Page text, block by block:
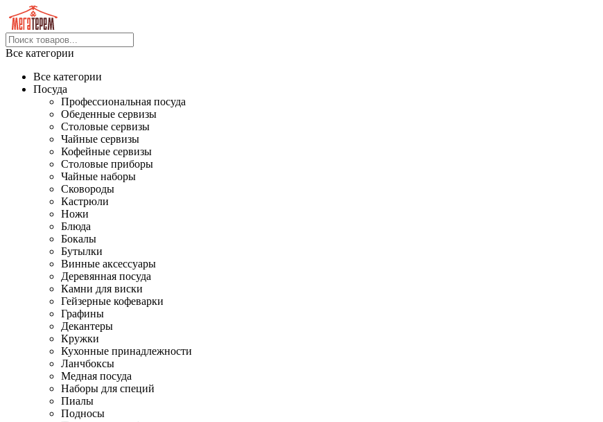
Все категории
Все категории
Посуда
Профессиональная посуда
Обеденные сервизы
Столовые сервизы
Чайные сервизы
Кофейные сервизы
Столовые приборы
Чайные наборы
Сковороды
Кастрюли
Ножи
Блюда
Бокалы
Бутылки
Винные аксессуары
Деревянная посуда
Камни для виски
Гейзерные кофеварки
Графины
Декантеры
Кружки
Кухонные принадлежности
Ланчбоксы
Медная посуда
Наборы для специй
Пиалы
Подносы